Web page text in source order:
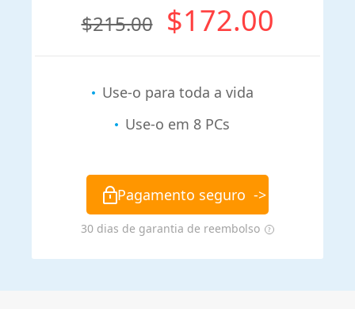
$215.00 $172.00
Use-o para toda a vida
Use-o em 8 PCs
Pagamento seguro ->
30 dias de garantia de reembolso